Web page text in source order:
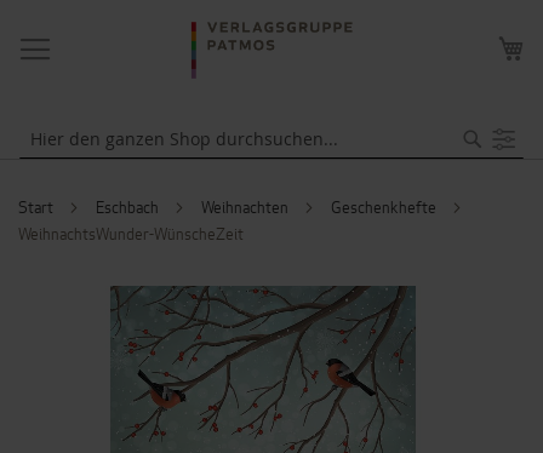
NAVIGATION
UMSCHALTEN
Start Eschbach Weihnachten
Geschenkhefte
WeihnachtsWunder-WünscheZeit
ZUM
ENDE
DER
BILDERGALERIE
SPRINGEN